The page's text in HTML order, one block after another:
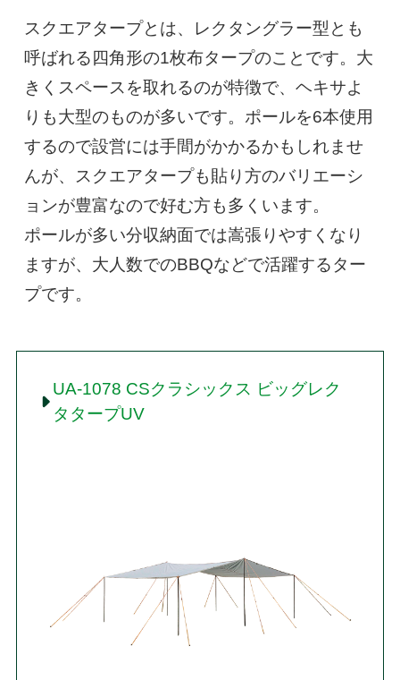
スクエアタープとは、レクタングラー型とも
呼ばれる四角形の1枚布タープのことです。大
きくスペースを取れるのが特徴で、ヘキサよ
りも大型のものが多いです。ポールを6本使用
するので設営には手間がかかるかもしれませ
んが、スクエアタープも貼り方のバリエーシ
ョンが豊富なので好む方も多くいます。
ポールが多い分収納面では嵩張りやすくなり
ますが、大人数でのBBQなどで活躍するター
プです。
UA-1078 CSクラシックス ビッグレク
タタープUV